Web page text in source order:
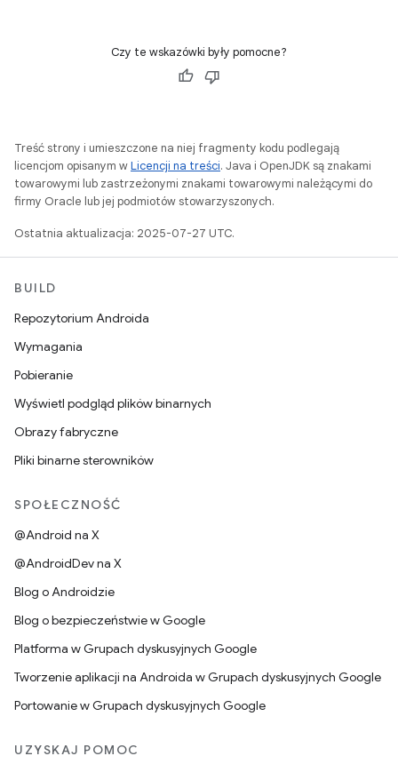
Czy te wskazówki były pomocne?
Treść strony i umieszczone na niej fragmenty kodu podlegają
licencjom opisanym wLicencji na treści. Java i OpenJDK są znakami
towarowymi lub zastrzeżonymi znakami towarowymi należącymi do
firmy Oracle lub jej podmiotów stowarzyszonych.
Ostatnia aktualizacja: 2025-07-27 UTC.
BUILD
Repozytorium Androida
Wymagania
Pobieranie
Wyświetl podgląd plików binarnych
Obrazy fabryczne
Pliki binarne sterowników
SPOŁECZNOŚĆ
@Android na X
@AndroidDev na X
Blog o Androidzie
Blog o bezpieczeństwie w Google
Platforma w Grupach dyskusyjnych Google
Tworzenie aplikacji na Androida w Grupach dyskusyjnych Google
Portowanie w Grupach dyskusyjnych Google
UZYSKAJ POMOC